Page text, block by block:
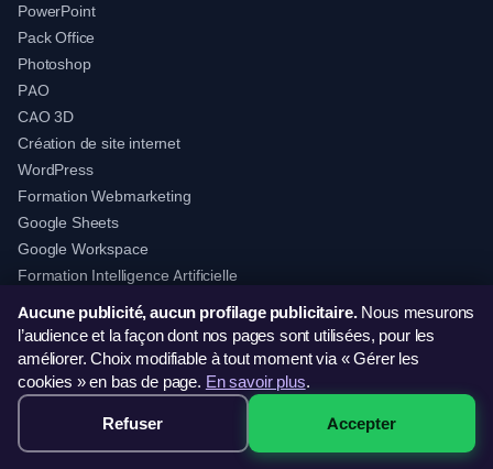
499€ · Voir les sessions →
PowerPoint
Pack Office
Photoshop
PAO
CAO 3D
Création de site internet
WordPress
Formation Webmarketing
Google Sheets
Google Workspace
Formation Intelligence Artificielle
FORMATIONS EN LIGNE
Excel en ligne
Word en ligne
PowerPoint en ligne
Aucune publicité, aucun profilage publicitaire.Nous mesurons
l’audience et la façon dont nos pages sont utilisées, pour les
améliorer. Choix modifiable à tout moment via « Gérer les
cookies » en bas de page. En savoir plus.
Refuser Accepter